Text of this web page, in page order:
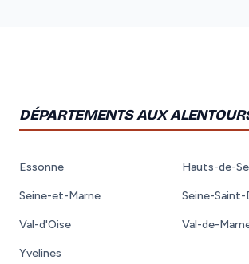
DÉPARTEMENTS AUX
Essonne Hauts-de-
Seine-et-Marne Seine-Saint-
Val-d'Oise Val-de-
Yvelines